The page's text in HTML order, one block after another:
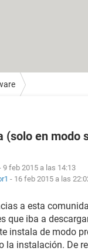
(solo en modo
9 feb 2015 a las 14:13
- 16 feb 2015 a las
a esta
que iba a
instala de modo
la instalación. De